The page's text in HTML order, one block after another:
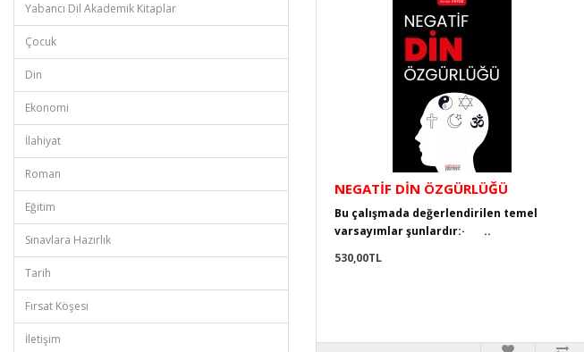
Yabancı Dil Akademik Kitaplar
Çocuk
Din
Ekonomi
İlahiyat
Roman
Eğitim
Sınavlara Hazırlık
Tarih
Fırsat Köşesi
İletişim
NEGATİF DİN ÖZGÜRLÜĞÜ
Bu çalışmada değerlendirilen temel
varsayımlar şunlardır:· ..
530,00TL